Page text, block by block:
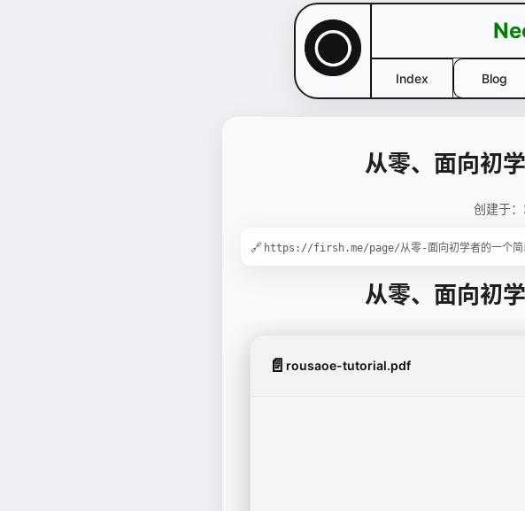
Index
Blog
从零、面向初
创建于
🔗
从零、面向初
📄 rousaoe-tutorial.pdf